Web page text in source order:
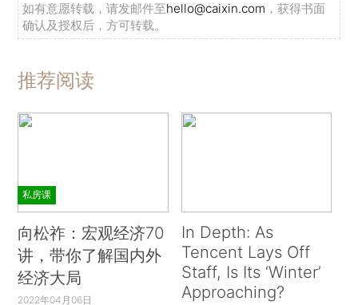
如有意愿转载，请发邮件至hello@caixin.com ，获得书面
确认及授权后，方可转载。
推荐阅读
私房课
向松祚：宏观经济70
讲，带你了解国内外
经济大局
2022年04月06日
In Depth: As
Tencent Lays Off
Staff, Is Its ‘Winter’
Approaching?